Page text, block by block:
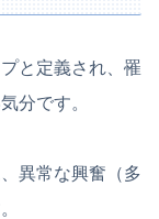
と定義され、罹
分です。
異常な興奮（多